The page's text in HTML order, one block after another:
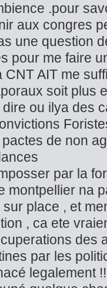
.pour
aux congres
une question
pour me faire
AIT me
soit plus
ou ilya des
de non
par la
montpellier na
place , et
, ca ete
des
par les
legalement